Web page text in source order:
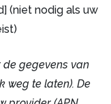
(niet nodig als uw
de gegevens van
weg te laten). De